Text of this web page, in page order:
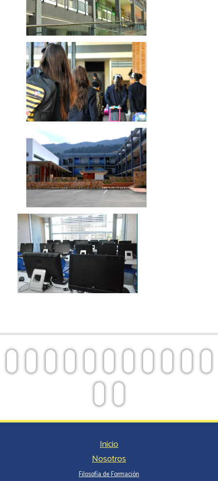
Inicio
Nosotros
Filosofía de Formación